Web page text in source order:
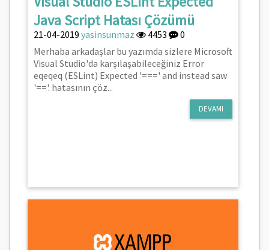
Java Script Hatası Çözümü
21-04-2019 yasinsunmaz 4453
0
Merhaba arkadaşlar bu yazımda sizlere Microsoft
Visual Studio'da karşılaşabileceğiniz Error
eqeqeq (ESLint) Expected '===' and instead saw
'=='. hatasının çöz...
DEVAMI